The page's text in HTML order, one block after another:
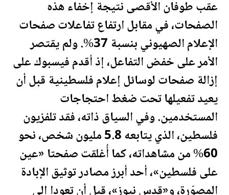
عقب طوفان الأقصى نتيجة إخفاء هذه
الصفحات، في مقابل ارتفاع تفاعلات صفحات
الإعلام الصهيوني بنسبة 37%. ولم يقتصر
الأمر على خفض التفاعل، إذ أقدم فيسبوك على
إزالة صفحات لوسائل إعلامفلسطينية قبل أن
يعيد تفعيلها تحت ضغط احتجاجات
المستخدمين. وفي السياق ذاته، فقد تلفزيون
فلسطين
، الذي يتابعه 5.8 مليون شخص، نحو
60% من مشاهداته، كما أُغلقت صفحتا «عين
علىفلسطين»، أحد أبرز مصادر توثيق الإبادة